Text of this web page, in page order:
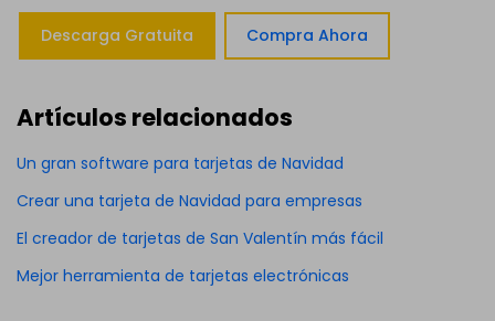
Descarga Gratuita Compra Ahora
Artículos relacionados
Un gran software para tarjetas de Navidad
Crear una tarjeta de Navidad para empresas
El creador de tarjetas de San Valentín más fácil
Mejor herramienta de tarjetas electrónicas